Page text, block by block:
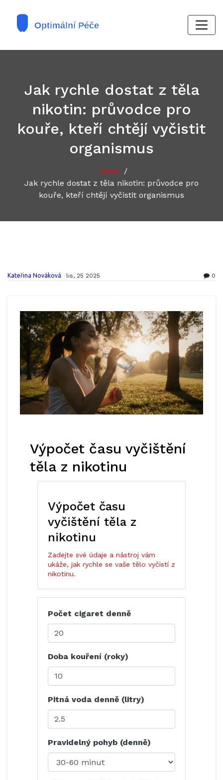
Jak rychle dostat z těla
nikotin: průvodce pro
kouře, kteří chtějí vyčistit
organismus
Domů
/
Jak rychle dostat z těla nikotin: průvodce pro
kouře, kteří chtějí vyčistit organismus
Kateřina Nováková lis, 25 2025 0
Výpočet času vyčištění
těla z nikotinu
Výpočet času
vyčištění těla z
nikotinu
Zadejte své údaje a nástroj vám
ukáže, jak rychle se vaše tělo vyčistí z
nikotinu.
Počet cigaret denně
Doba kouření (roky)
Pitná voda denně (litry)
Pravidelný pohyb (denně)